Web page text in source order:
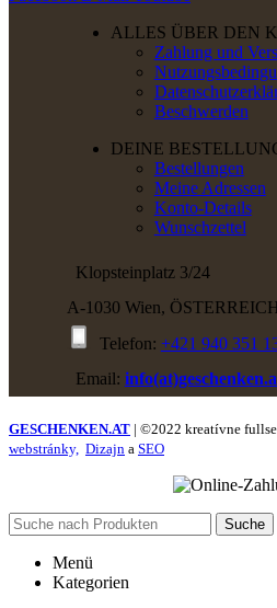
ALLES ÜBER DEN
Zahlung und
Beschwerden
DEINE
Bestellungen
Meine Adressen
Konto-Details
Wunschzettel
Klopsteinplatz 3/24
A-1030 Wien,
Telefon: +421 940 351
Email:
GESCHENKEN.AT | ©2022 kreatívne
webstránky, Dizajn a SEO
Suche
Menü
Kategorien